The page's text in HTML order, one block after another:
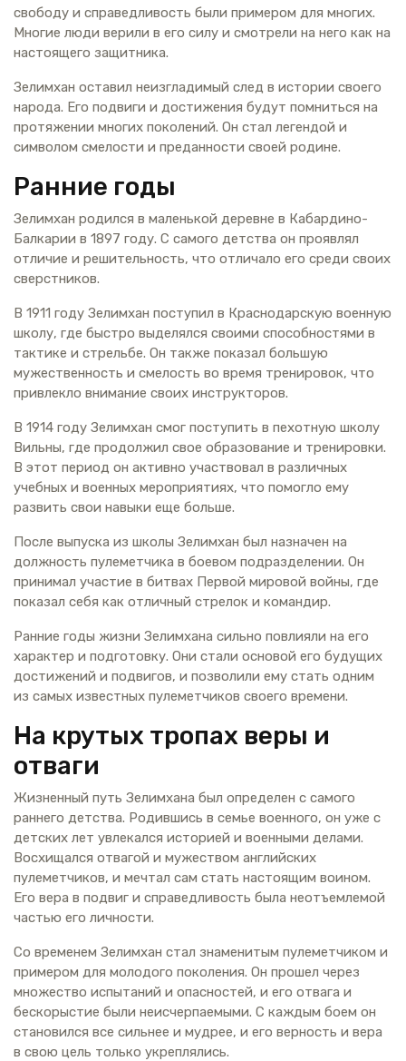
свободу и справедливость были примером для многих.
Многие люди верили в его силу и смотрели на него как на
настоящего защитника.
Зелимхан оставил неизгладимый след в истории своего
народа. Его подвиги и достижения будут помниться на
протяжении многих поколений. Он стал легендой и
символом смелости и преданности своей родине.
Ранние годы
Зелимхан родился в маленькой деревне в Кабардино-
Балкарии в 1897 году. С самого детства он проявлял
отличие и решительность, что отличало его среди своих
сверстников.
В 1911 году Зелимхан поступил в Краснодарскую военную
школу, где быстро выделялся своими способностями в
тактике и стрельбе. Он также показал большую
мужественность и смелость во время тренировок, что
привлекло внимание своих инструкторов.
В 1914 году Зелимхан смог поступить в пехотную школу
Вильны, где продолжил свое образование и тренировки.
В этот период он активно участвовал в различных
учебных и военных мероприятиях, что помогло ему
развить свои навыки еще больше.
После выпуска из школы Зелимхан был назначен на
должность пулеметчика в боевом подразделении. Он
принимал участие в битвах Первой мировой войны, где
показал себя как отличный стрелок и командир.
Ранние годы жизни Зелимхана сильно повлияли на его
характер и подготовку. Они стали основой его будущих
достижений и подвигов, и позволили ему стать одним
из самых известных пулеметчиков своего времени.
На крутых тропах веры и
отваги
Жизненный путь Зелимхана был определен с самого
раннего детства. Родившись в семье военного, он уже с
детских лет увлекался историей и военными делами.
Восхищался отвагой и мужеством английских
пулеметчиков, и мечтал сам стать настоящим воином.
Его вера в подвиг и справедливость была неотъемлемой
частью его личности.
Со временем Зелимхан стал знаменитым пулеметчиком и
примером для молодого поколения. Он прошел через
множество испытаний и опасностей, и его отвага и
бескорыстие были неисчерпаемыми. С каждым боем он
становился все сильнее и мудрее, и его верность и вера
в свою цель только укреплялись.